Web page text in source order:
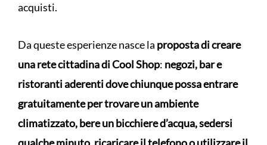
acquisti.
Da queste esperienze nasce la proposta di creare
una rete cittadina di Cool Shop: negozi, bar e
ristoranti aderenti dove chiunque possa entrare
gratuitamente per trovare un ambiente
climatizzato, bere un bicchiere d’acqua, sedersi